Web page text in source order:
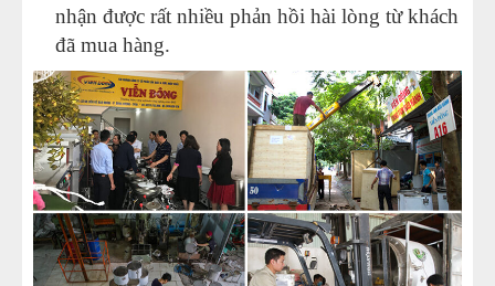
nhận được rất nhiều phản hồi hài lòng từ khách
đã mua hàng.